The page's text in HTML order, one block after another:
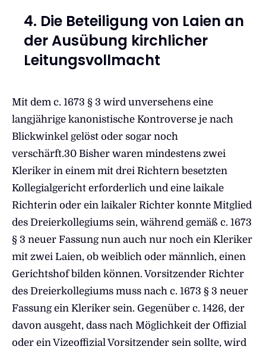
4. Die Beteiligung von Laien an
der Ausübung kirchlicher
Leitungsvollmacht
Mit dem c. 1673 § 3 wird unversehens eine
langjährige kanonistische Kontroverse je nach
Blickwinkel gelöst oder sogar noch
verschärft.30 Bisher waren mindestens zwei
Kleriker in einem mit drei Richtern besetzten
Kollegialgericht erforderlich und eine laikale
Richterin oder ein laikaler Richter konnte Mitglied
des Dreierkollegiums sein, während gemäß c. 1673
§ 3 neuer Fassung nun auch nur noch ein Kleriker
mit zwei Laien, ob weiblich oder männlich, einen
Gerichtshof bilden können. Vorsitzender Richter
des Dreierkollegiums muss nach c. 1673 § 3 neuer
Fassung ein Kleriker sein. Gegenüber c. 1426, der
davon ausgeht, dass nach Möglichkeit der Offizial
oder ein Vizeoffizial Vorsitzender sein sollte, wird